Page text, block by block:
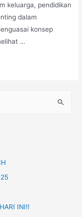
keluarga, pendidikan
dalam
konsep
…
INI!!